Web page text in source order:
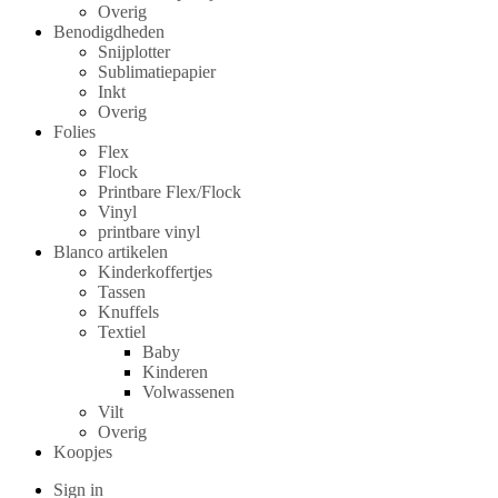
Overig
Benodigdheden
Snijplotter
Sublimatiepapier
Inkt
Overig
Folies
Flex
Flock
Printbare Flex/Flock
Vinyl
printbare vinyl
Blanco artikelen
Kinderkoffertjes
Tassen
Knuffels
Textiel
Baby
Kinderen
Volwassenen
Vilt
Overig
Koopjes
Sign in